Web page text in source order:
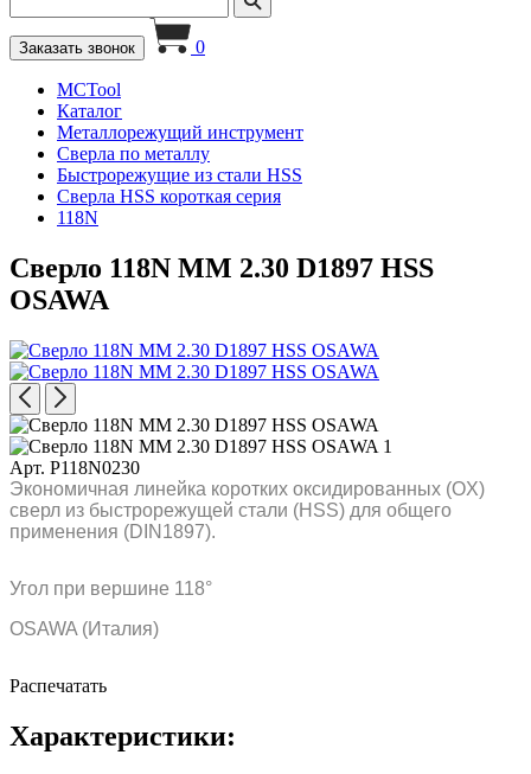
Заказать звонок 0
MCTool
Каталог
Металлорежущий инструмент
Сверла по металлу
Быстрорежущие из стали HSS
Сверла HSS короткая серия
118N
Сверло 118N MM 2.30 D1897 HSS
OSAWA
Арт. P118N0230
Экономичная линейка коротких оксидированных (OX)
сверл из быстрорежущей стали (HSS) для общего
применения (DIN1897).
Угол при вершине 118°
OSAWA (Италия)
Распечатать
Характеристики: